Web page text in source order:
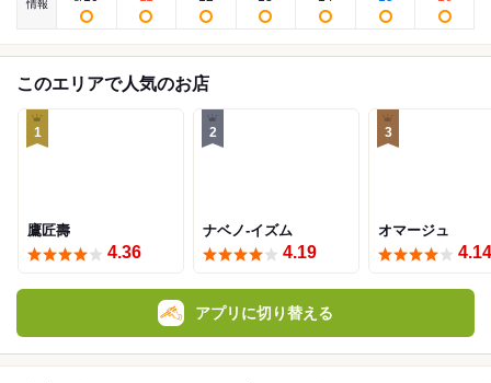
情報
このエリアで人気のお店
1
鷹匠壽
4.36
2
ナベノ-イズム
4.19
3
オマージュ
4.14
アプリに切り替える